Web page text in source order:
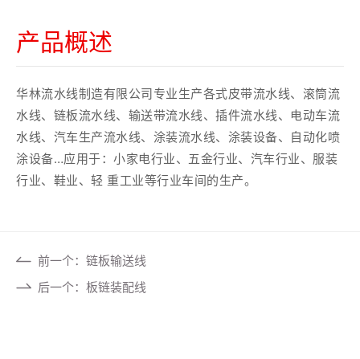
产品概述
华林流水线制造有限公司专业生产各式皮带流水线、滚筒流
水线、链板流水线、输送带流水线、插件流水线、电动车流
水线、汽车生产流水线、涂装流水线、涂装设备、自动化喷
涂设备…应用于：小家电行业、五金行业、汽车行业、服装
行业、鞋业、轻 重工业等行业车间的生产。
前一个：链板输送线
后一个：板链装配线